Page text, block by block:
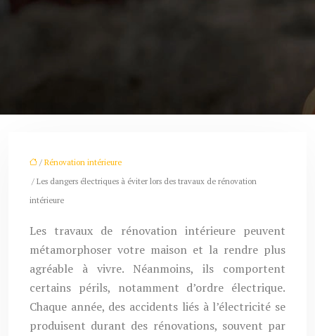
/ Rénovation intérieure
/ Les dangers électriques à éviter lors des travaux de rénovation
intérieure
Les travaux de rénovation intérieure peuvent
métamorphoser votre maison et la rendre plus
agréable à vivre. Néanmoins, ils comportent
certains périls, notamment d’ordre électrique.
Chaque année, des accidents liés à l’électricité se
produisent durant des rénovations, souvent par